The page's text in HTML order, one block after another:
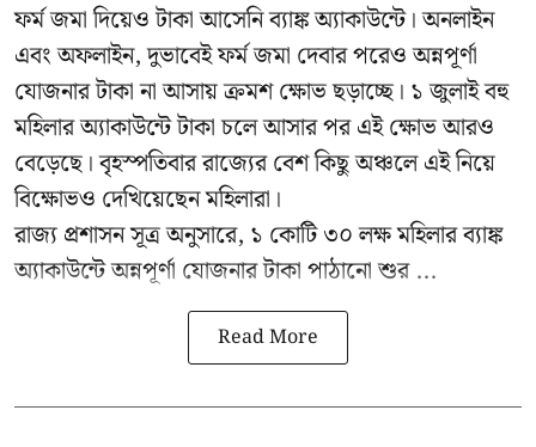
ফর্ম জমা দিয়েও টাকা আসেনি ব্যাঙ্ক অ্যাকাউন্টে। অনলাইন
এবং অফলাইন, দুভাবেই ফর্ম জমা দেবার পরেও অন্নপূর্ণা
যোজনার টাকা না আসায় ক্রমশ ক্ষোভ ছড়াচ্ছে। ১ জুলাই বহু
মহিলার অ্যাকাউন্টে টাকা চলে আসার পর এই ক্ষোভ আরও
বেড়েছে। বৃহস্পতিবার রাজ্যের বেশ কিছু অঞ্চলে এই নিয়ে
বিক্ষোভও দেখিয়েছেন মহিলারা।
রাজ্য প্রশাসন সূত্র অনুসারে, ১ কোটি ৩০ লক্ষ মহিলার ব্যাঙ্ক
অ্যাকাউন্টে অন্নপূর্ণা যোজনার টাকা পাঠানো শুর ...
Read More